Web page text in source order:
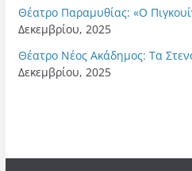
Θέατρο Παραμυθίας: «Ο
Δεκεμβρίου, 2025
Θέατρο Νέος Ακάδημος: Τα
Δεκεμβρίου, 2025